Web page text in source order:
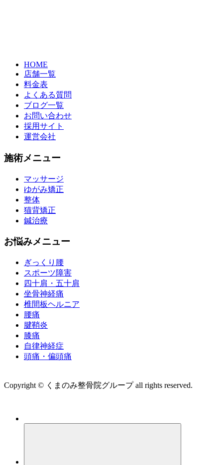
HOME
店舗一覧
料金表
よくある質問
ブログ一覧
お問い合わせ
採用サイト
運営会社
施術メニュー
マッサージ
ゆがみ矯正
整体
猫背矯正
鍼治療
お悩みメニュー
ぎっくり腰
スポーツ障害
四十肩・五十肩
坐骨神経痛
椎間板ヘルニア
腰痛
腱鞘炎
膝痛
自律神経症
頭痛・偏頭痛
Copyright © くまのみ整骨院グループ all rights reserved.